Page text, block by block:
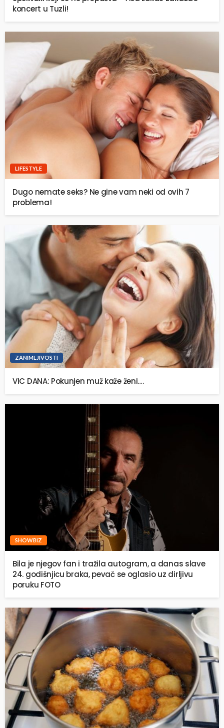
koncert u Tuzli!
LIFESTYLE
Dugo nemate seks? Ne gine vam neki od ovih 7
problema!
ZANIMLJIVOSTI
VIC DANA: Pokunjen muž kaže ženi….
SHOWBIZ
Bila je njegov fan i tražila autogram, a danas slave
24. godišnjicu braka, pevač se oglasio uz dirljivu
poruku FOTO